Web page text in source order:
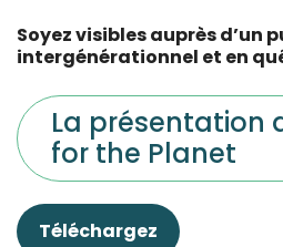
Soyez visibles auprès d’un
intergénérationnel et en
La présentation
for the Planet
Téléchargez